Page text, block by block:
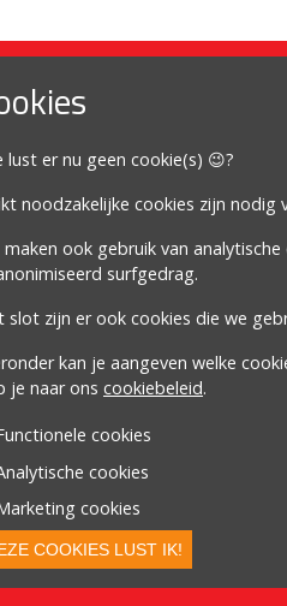
lust er nu geen cookie(s) 😉?
noodzakelijke cookies zijn nodig
maken ook gebruik van
surfgedrag.
slot zijn er ook cookies die we
kan je aangeven welke
je naar ons cookiebeleid.
cookies
cookies
cookies
COOKIES LUST IK!
Mijn account
Mijn account
Bestellingen
Adressen
Winkelwagen
Volg ons
| GSM0477 76 13 47
Powered bynopCommerce